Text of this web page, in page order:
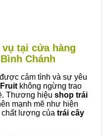
tại cửa hàng
Chánh
cảm tình và sự yêu
không ngừng trao
Thương hiệu shop trái
mạnh mẽ như hiện
lượng của trái cây